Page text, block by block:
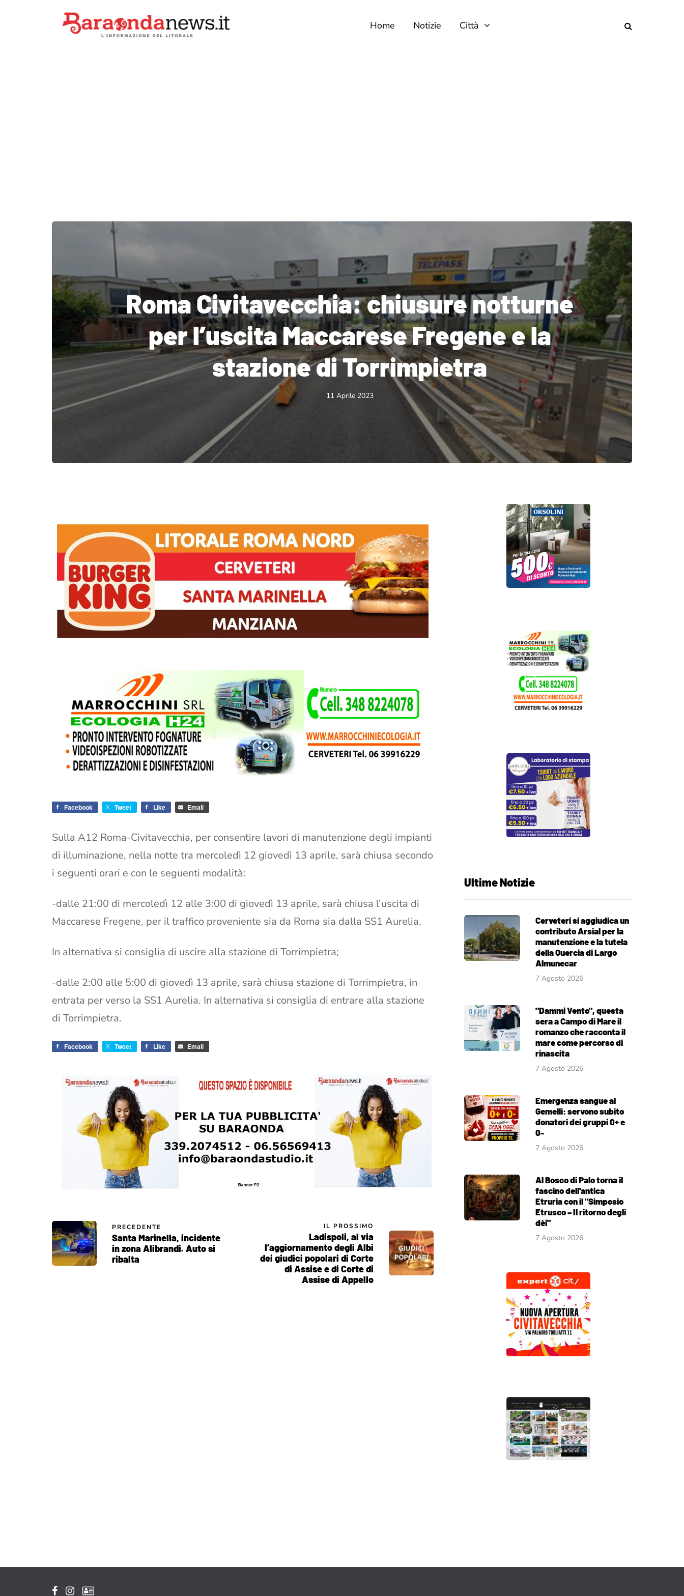
Home Notizie Città
Roma Civitavecchia: chiusure notturne
per l’uscita Maccarese Fregene e la
stazione di Torrimpietra
11 Aprile 2023
Facebook Tweet Like Email
Sulla A12 Roma-Civitavecchia, per consentire lavori di manutenzione degli impianti
di illuminazione, nella notte tra mercoledì 12 giovedì 13 aprile, sarà chiusa secondo
i seguenti orari e con le seguenti modalità:
-dalle 21:00 di mercoledì 12 alle 3:00 di giovedì 13 aprile, sarà chiusa l’uscita di
Maccarese Fregene, per il traffico proveniente sia da Roma sia dalla SS1 Aurelia.
In alternativa si consiglia di uscire alla stazione di Torrimpietra;
-dalle 2:00 alle 5:00 di giovedì 13 aprile, sarà chiusa stazione di Torrimpietra, in
entrata per verso la SS1 Aurelia. In alternativa si consiglia di entrare alla stazione
di Torrimpietra.
Facebook Tweet Like Email
PRECEDENTE
Santa Marinella, incidente
in zona Alibrandi. Auto si
ribalta
IL PROSSIMO
Ladispoli, al via
l’aggiornamento degli Albi
dei giudici popolari di Corte
di Assise e di Corte di
Assise di Appello
Ultime Notizie
Cerveteri si aggiudica un
contributo Arsial per la
manutenzione e la tutela
della Quercia di Largo
Almunecar
7 Agosto 2026
"Dammi Vento", questa
sera a Campo di Mare il
romanzo che racconta il
mare come percorso di
rinascita
7 Agosto 2026
Emergenza sangue al
Gemelli: servono subito
donatori dei gruppi 0+ e
0-
7 Agosto 2026
Al Bosco di Palo torna il
fascino dell'antica
Etruria con il "Simposio
Etrusco – Il ritorno degli
dèi"
7 Agosto 2026